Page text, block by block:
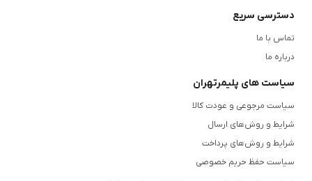
پروژه‌های بزرگتر نیز این سایز برای لوله‌های اصلی فاضلاب به کار می‌رود.
لوله پلیکا 110 میلی‌متر
توالت‌ها و رایزر اصلی در ساختمان‌ها است. این سایز در بیشتر پروژه‌های
ساختمانی مانند آپارتمان‌ها، برج‌ها، ویلاها برای خطوط اصلی فاضلاب مورد
استفاده قرار می‌گیرد.
لوله پلیکا 125 میلی‌متر (5 اینچ)
پروژه‌های فاضلابی بزرگتر که نیاز به عبور حجم بیشتری از فاضلاب دارند،
کاربرد دارد. به‌ویژه در برخی پروژه‌های آپارتمانی و ساختمان‌های بزرگ از
دسترسی سریع
تماس با ما
درباره ما
سیاست های پلیمرتهران
سیاست مرجوعی و عودت کالا
شرایط و روش‌های ارسال
شرایط و روش‌های پرداخت
سیاست حفظ حریم خصوصی